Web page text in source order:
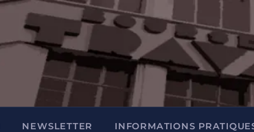
NEWSLETTER INFORMATIONS